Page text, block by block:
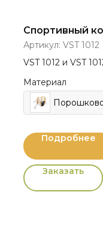
Спортивный
Артикул: VST 1012
VST 1012 и VST
Материал
Подробнее
Заказать